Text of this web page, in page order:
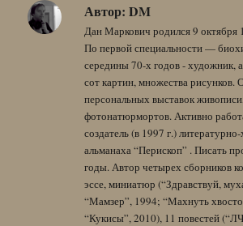
Автор: DM
Дан Маркович родился 9 октября
По первой специальности —
середины 70-х годов - художник,
сот картин, множества рисунков.
персональных выставок
фотонатюрмортов. Активно
создатель (в 1997 г.)
альманаха “Перископ” . Писать
годы. Автор четырех сборников
эссе, миниатюр (“Здравствуй,
“Мамзер”, 1994; “Махнуть
“Кукисы”, 2010), 11 повестей